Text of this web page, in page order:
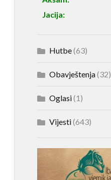
Jacija:
Hutbe(63)
Obavještenja(32)
Oglasi(1)
Vijesti(643)